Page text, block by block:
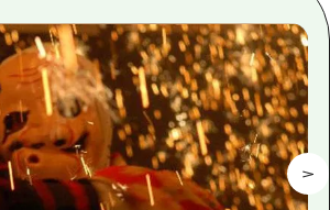
遊
2天
3天
好客通行證
島免費 Wi-Fi
外國遊客的街角旅遊信息中心
願者指南